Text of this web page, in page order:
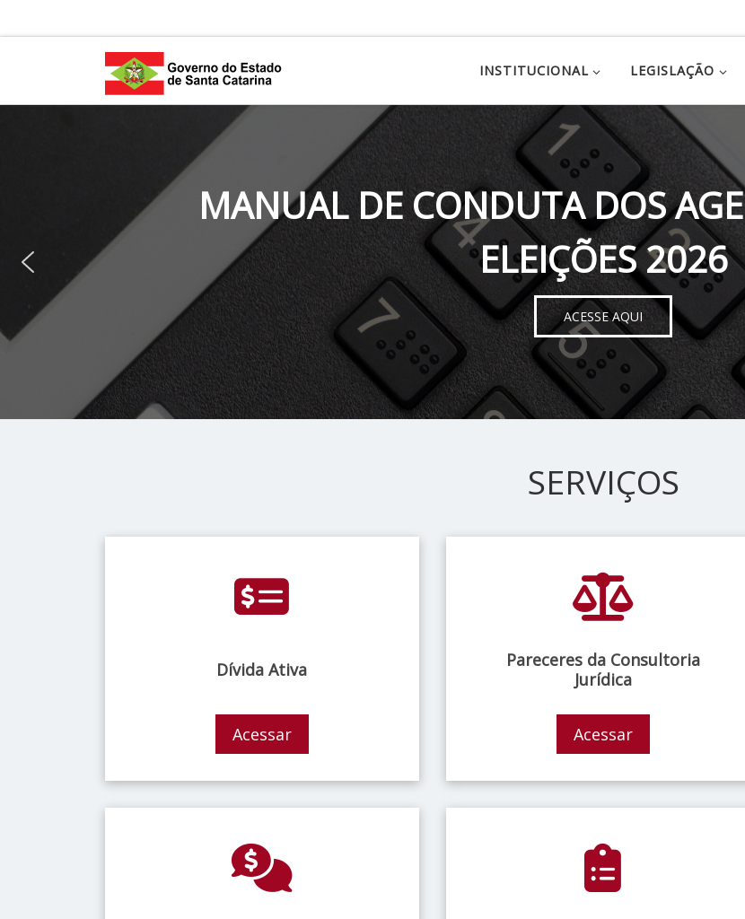
INSTITUCIONAL LEGISLAÇÃO
MANUAL DE CONDUTA DOS
ELEIÇÕES 2026
ACESSE AQUI
SERVIÇOS
Dívida Ativa
Acessar
Pareceres da Consultoria
Jurídica
Acessar